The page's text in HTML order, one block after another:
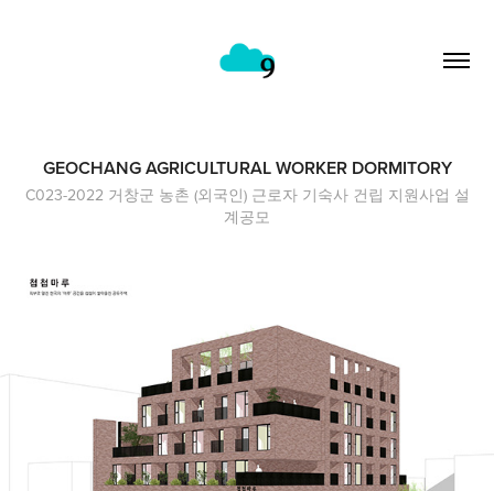
GEOCHANG AGRICULTURAL WORKER DORMITORY
C023-2022 거창군 농촌 (외국인) 근로자 기숙사 건립 지원사업 설
계공모